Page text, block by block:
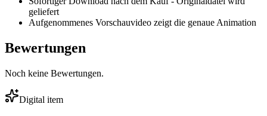
geliefert
Aufgenommenes Vorschauvideo zeigt die genaue Animation
Bewertungen
Noch keine Bewertungen.
Digital item